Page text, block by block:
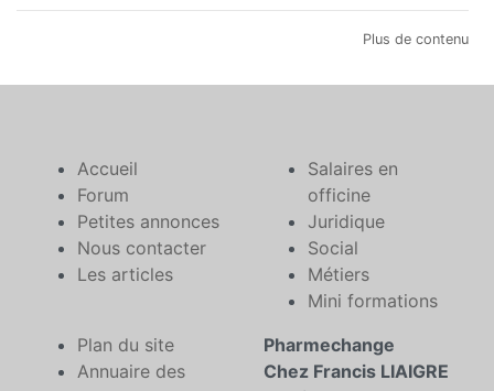
Plus de contenu
Accueil
Forum
Petites annonces
Nous contacter
Les articles
Salaires en
officine
Juridique
Social
Métiers
Mini formations
Plan du site
Annuaire des
Pharmechange
Chez Francis LIAIGRE